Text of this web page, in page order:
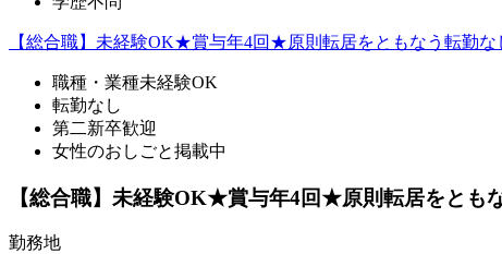
【総合職】未経験OK★賞与年4回★原則転居をともなう転勤な
職種・業種未経験OK
転勤なし
第二新卒歓迎
女性のおしごと掲載中
【総合職】未経験OK★賞与年4回★原則転居をとも
勤務地